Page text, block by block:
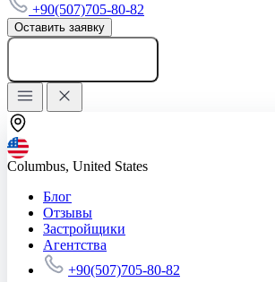
+90(507)705-80-82
Оставить заявку
Columbus, United States
Блог
Отзывы
Застройщики
Агентства
+90(507)705-80-82